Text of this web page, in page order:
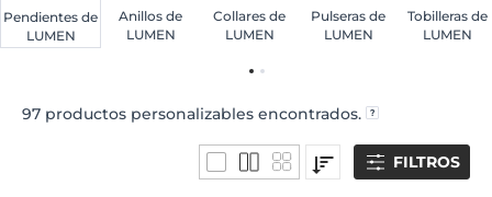
Pendientes de
LUMEN
Anillos de
LUMEN
Collares de
LUMEN
Pulseras de
LUMEN
Tobilleras de
LUMEN
97 productos personalizables encontrados.
FILTROS